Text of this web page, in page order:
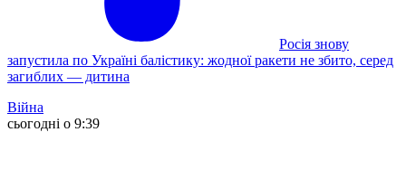
Росія знову
запустила по Україні балістику: жодної ракети не збито, серед
загиблих — дитина
Війна
сьогодні о 9:39